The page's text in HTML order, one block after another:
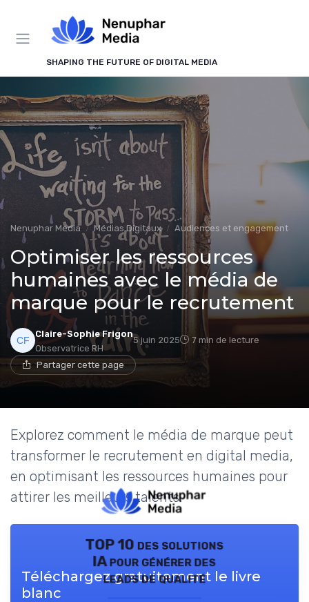
SHAPING THE FUTURE OF DIGITAL MEDIA
Nenuphar Media Médias Digitaux Audiences et engagement
Optimiser les ressources
humaines avec le média de
marque pour le recrutement
Claire-Sophie Frigon
Observatrice RH
5 juin 2025 7 min de lecture
Partager cette page
Explorez comment le média de marque peut
transformer le recrutement en digital media,
en optimisant les ressources humaines pour
attirer les meilleurs talents.
TOP 10 des solutions
IA pour générer des
leads de qualité
Téléchargez gratuitement le livre
blanc